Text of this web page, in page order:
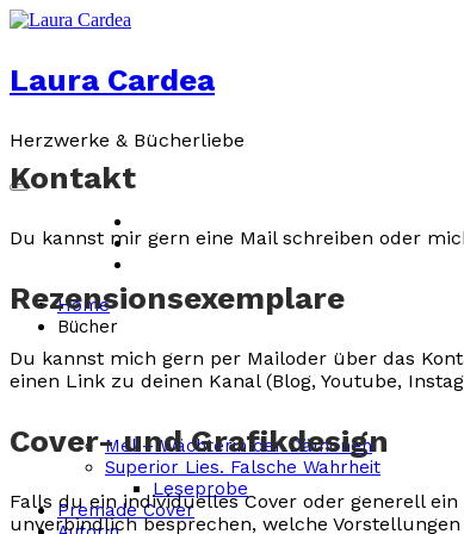
Laura Cardea
Herzwerke & Bücherliebe
Home
Bücher
Mel – Wächterin der Dämonen
Superior Lies. Falsche Wahrheit
Leseprobe
Premade Cover
Kontakt
Du kannst mir gern eine Mail schreiben oder
Rezensionsexemplare
Du kannst mich gern per Mailoder über das
einen Link zu deinen Kanal (Blog, Youtube,
Cover- und Grafikdesign
Falls du ein individuelles Cover oder generell
unverbindlich besprechen, welche